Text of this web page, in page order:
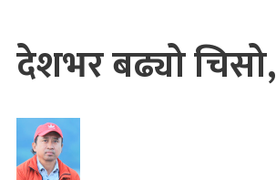
देशभर बढ्यो